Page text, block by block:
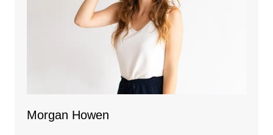
Morgan Howen